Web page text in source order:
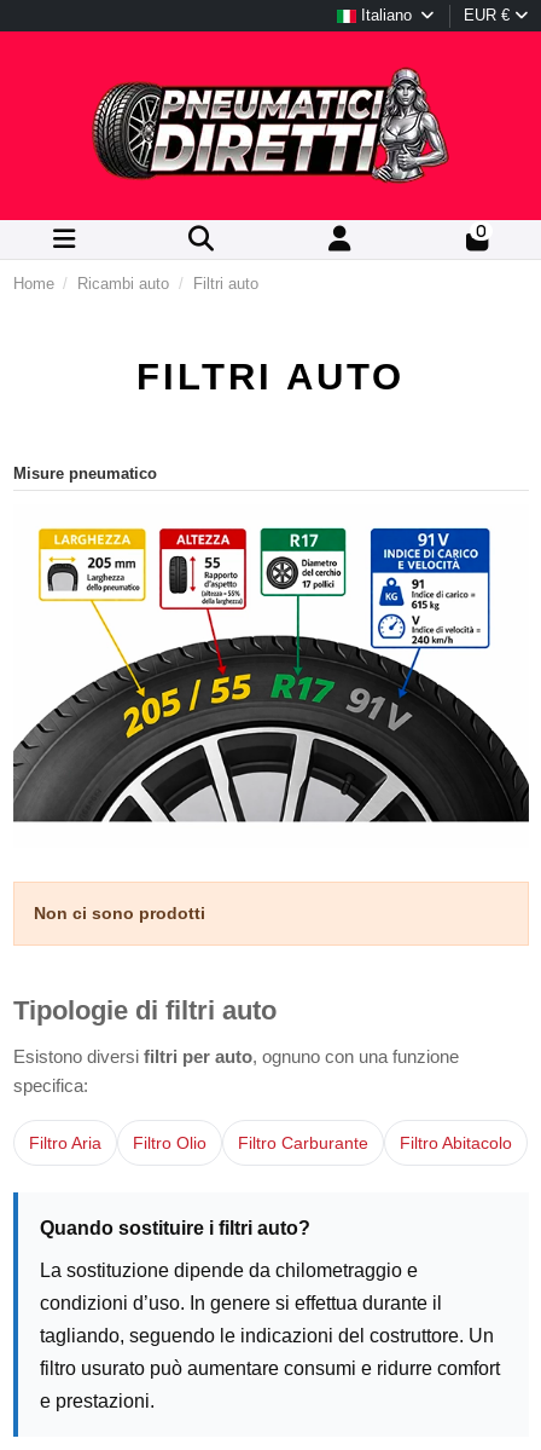
Italiano EUR €
0
Home Ricambi auto Filtri auto
FILTRI AUTO
Misure pneumatico
Non ci sono prodotti
Tipologie di filtri auto
Esistono diversi filtri per auto, ognuno con una funzione
specifica:
Filtro Aria Filtro Olio Filtro Carburante Filtro Abitacolo
Quando sostituire i filtri auto?
La sostituzione dipende da chilometraggio e
condizioni d’uso. In genere si effettua durante il
tagliando, seguendo le indicazioni del costruttore. Un
filtro usurato può aumentare consumi e ridurre comfort
e prestazioni.